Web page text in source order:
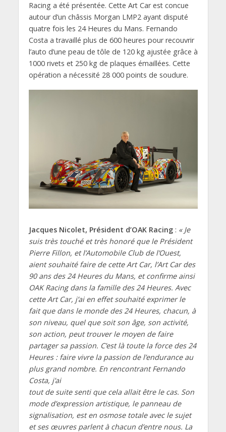
Racing a été présentée. Cette Art Car est concue
autour d’un châssis Morgan LMP2 ayant disputé
quatre fois les 24 Heures du Mans. Fernando
Costa a travaillé plus de 600 heures pour recouvrir
l’auto d’une peau de tôle de 120 kg ajustée grâce à
1000 rivets et 250 kg de plaques émaillées. Cette
opération a nécessité 28 000 points de soudure.
Jacques Nicolet, Président d’OAK Racing: « Je
suis très touché et très honoré que le Président
Pierre Fillon, et l’Automobile Club de l’Ouest,
aient souhaité faire de cette Art Car, l’Art Car des
90 ans des 24 Heures du Mans, et confirme ainsi
OAK Racing dans la famille des 24 Heures. Avec
cette Art Car, j’ai en effet souhaité exprimer le
fait que dans le monde des 24 Heures, chacun, à
son niveau, quel que soit son âge, son activité,
son action, peut trouver le moyen de faire
partager sa passion. C’est là toute la force des 24
Heures : faire vivre la passion de l’endurance au
plus grand nombre. En rencontrant Fernando
Costa, j’ai
tout de suite senti que cela allait être le cas. Son
mode d’expression artistique, le panneau de
signalisation, est en osmose totale avec le sujet
et ses œuvres parlent à chacun d’entre nous. La